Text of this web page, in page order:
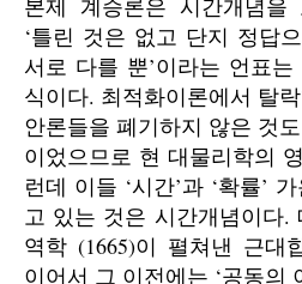
본제 계승론은 시간개념을
‘틀린 것은 없고 단지 정답
서로 다를 뿐’이라는 언표
식이다. 최적화이론에서 탈
안론들을 폐기하지 않은 것
이었으므로 현 대물리학의
런데 이들 ‘시간’과 ‘확률’
고 있는 것은 시간개념이다.
역학 (1665)이 펼쳐낸 근대
이어서 그 이전에는 ‘공동의